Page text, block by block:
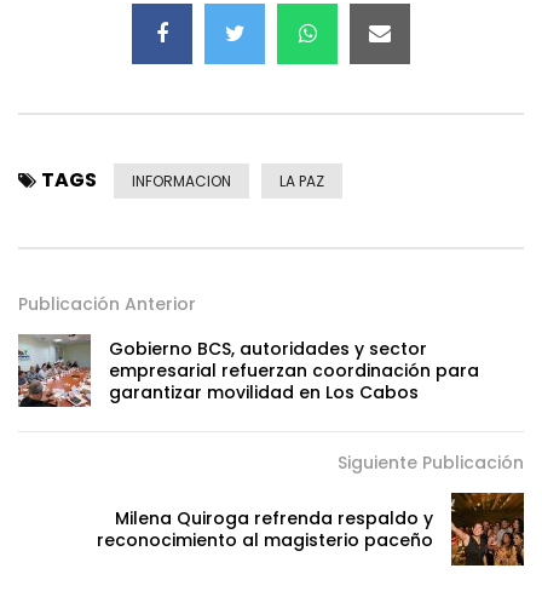
TAGS INFORMACION LA PAZ
Publicación Anterior
Gobierno BCS, autoridades y sector
empresarial refuerzan coordinación para
garantizar movilidad en Los Cabos
Siguiente Publicación
Milena Quiroga refrenda respaldo y
reconocimiento al magisterio paceño